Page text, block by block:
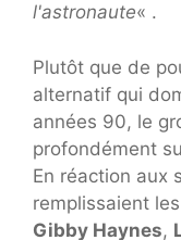
l'astronaute« .
Plutôt que de
alternatif qui
années 90, le
profondément
En réaction aux
remplissaient
Gibby Haynes,